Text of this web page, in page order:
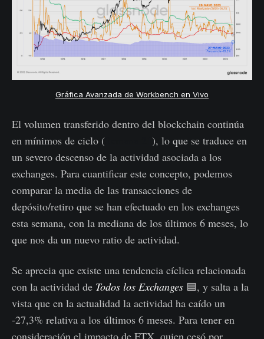
Gráfica Avanzada de Workbench en Vivo
El volumen transferido dentro del blockchain continúa
en mínimos de ciclo (
), lo que se traduce en
un severo descenso de la actividad asociada a los
exchanges. Para cuantificar este concepto, podemos
comparar la media de las transacciones de
depósito/retiro que se han efectuado en los exchanges
esta semana, con la mediana de los últimos 6 meses, lo
que nos da un nuevo ratio de actividad.
Se aprecia que existe una tendencia cíclica relacionada
con la actividad de Todos los Exchanges 🟦, y salta a la
vista que en la actualidad la actividad ha caído un
-27,3% relativa a los últimos 6 meses. Para tener en
consideración el impacto de FTX, quien cesó por